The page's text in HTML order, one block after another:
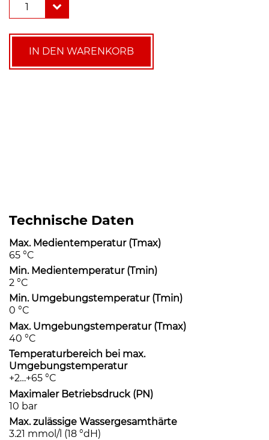
Brauchwasserpumpe
Z
1
IN DEN WARENKORB
Technische Daten
Max. Medientemperatur (Tmax)
65 °C
Min. Medientemperatur (Tmin)
2 °C
Min. Umgebungstemperatur (Tmin)
0 °C
Max. Umgebungstemperatur (Tmax)
40 °C
Temperaturbereich bei max.
Umgebungstemperatur
+2…+65 °C
Maximaler Betriebsdruck (PN)
10 bar
Max. zulässige Wassergesamthärte
3.21 mmol/l (18 °dH)